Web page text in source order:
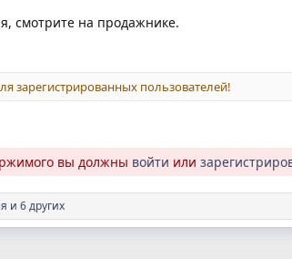
смотрите на продажнике.
зарегистрированных пользователей!
вы должны войти или
и 6 других